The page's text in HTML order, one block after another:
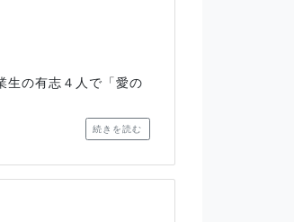
生の有志４人で「愛の
続きを読む